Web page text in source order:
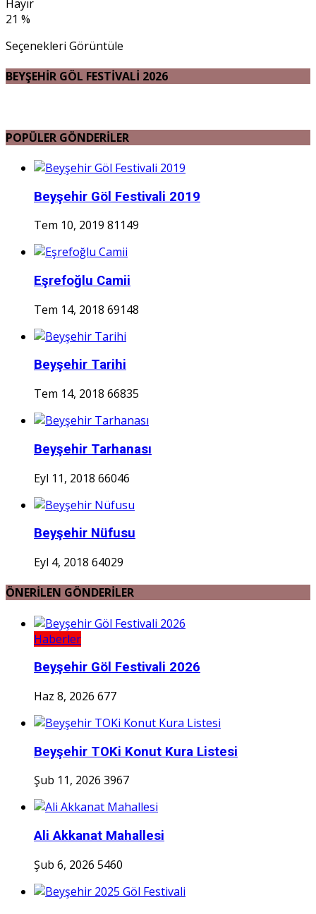
Hayır
21 %
Seçenekleri Görüntüle
BEYŞEHİR GÖL FESTİVALİ 2026
POPÜLER GÖNDERİLER
Beyşehir Göl Festivali 2019
Tem 10, 2019 81149
Eşrefoğlu Camii
Tem 14, 2018 69148
Beyşehir Tarihi
Tem 14, 2018 66835
Beyşehir Tarhanası
Eyl 11, 2018 66046
Beyşehir Nüfusu
Eyl 4, 2018 64029
ÖNERİLEN GÖNDERİLER
Haberler
Beyşehir Göl Festivali 2026
Haz 8, 2026 677
Beyşehir TOKi Konut Kura Listesi
Şub 11, 2026 3967
Ali Akkanat Mahallesi
Şub 6, 2026 5460